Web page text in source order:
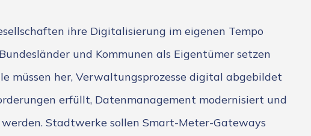
ihre Digitalisierung im eigenen Tempo
und Kommunen als Eigentümer setzen
müssen her, Verwaltungsprozesse digital abgebildet
erfüllt, Datenmanagement modernisiert und
Stadtwerke sollen Smart-Meter-Gateways